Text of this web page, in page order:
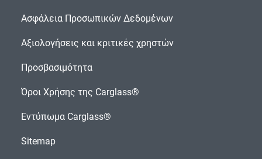
Ασφάλεια Προσωπικών Δεδομένων
Αξιολογήσεις και κριτικές χρηστών
Προσβασιμότητα
Όροι Χρήσης της Carglass®
Εντύπωμα Carglass®
Sitemap